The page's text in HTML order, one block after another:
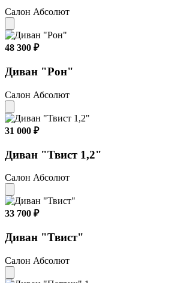
Салон Абсолют
48 300 ₽
Диван "Рон"
Салон Абсолют
31 000 ₽
Диван "Твист 1,2"
Салон Абсолют
33 700 ₽
Диван "Твист"
Салон Абсолют